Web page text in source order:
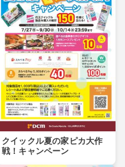
クイックル夏の家ピカ大作
戦！キャンペーン